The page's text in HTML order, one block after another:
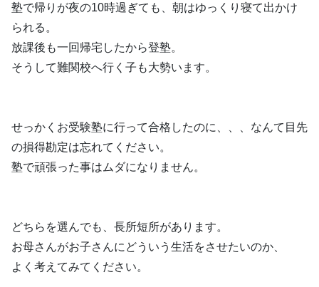
塾で帰りが夜の10時過ぎても、朝はゆっくり寝て出かけ
られる。
放課後も一回帰宅したから登塾。
そうして難関校へ行く子も大勢います。
せっかくお受験塾に行って合格したのに、、、なんて目先
の損得勘定は忘れてください。
塾で頑張った事はムダになりません。
どちらを選んでも、長所短所があります。
お母さんがお子さんにどういう生活をさせたいのか、
よく考えてみてください。